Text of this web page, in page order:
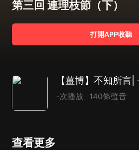
第三回 連理枝節（下）
打開APP收聽
-次播放 140條聲音
查看更多